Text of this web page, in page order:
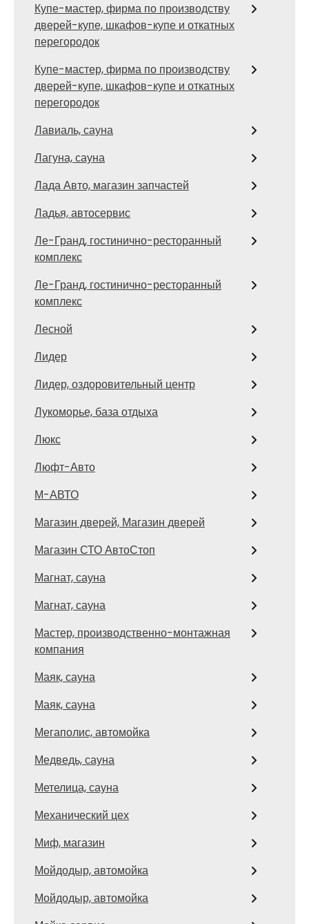
Купе-мастер, фирма по производству
дверей-купе, шкафов-купе и откатных
перегородок
Купе-мастер, фирма по производству
дверей-купе, шкафов-купе и откатных
перегородок
Лавиаль, сауна
Лагуна, сауна
Лада Авто, магазин запчастей
Ладья, автосервис
Ле-Гранд, гостинично-ресторанный
комплекс
Ле-Гранд, гостинично-ресторанный
комплекс
Лесной
Лидер
Лидер, оздоровительный центр
Лукоморье, база отдыха
Люкс
Люфт-Авто
М-АВТО
Магазин дверей, Магазин дверей
Магазин СТО АвтоСтоп
Магнат, сауна
Магнат, сауна
Мастер, производственно-монтажная
компания
Маяк, сауна
Маяк, сауна
Мегаполис, автомойка
Медведь, сауна
Метелица, сауна
Механический цех
Миф, магазин
Мойдодыр, автомойка
Мойдодыр, автомойка